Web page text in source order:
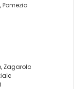
Pomezia
Zagarolo